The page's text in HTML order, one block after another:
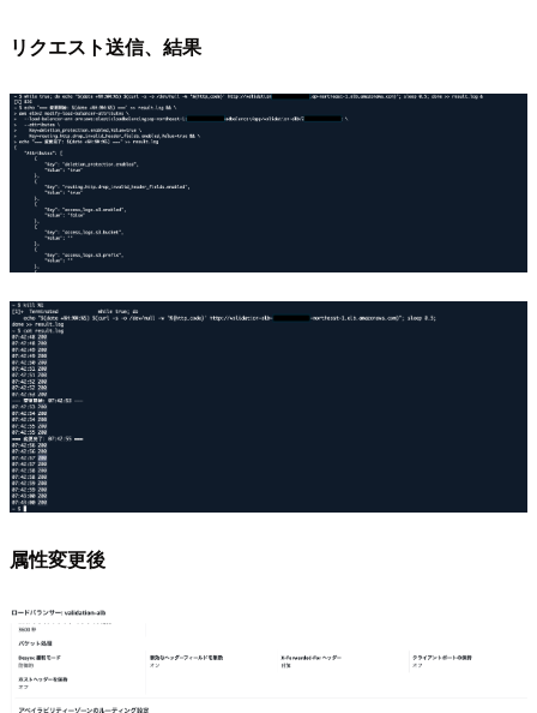
リクエスト送信、結果
属性変更後